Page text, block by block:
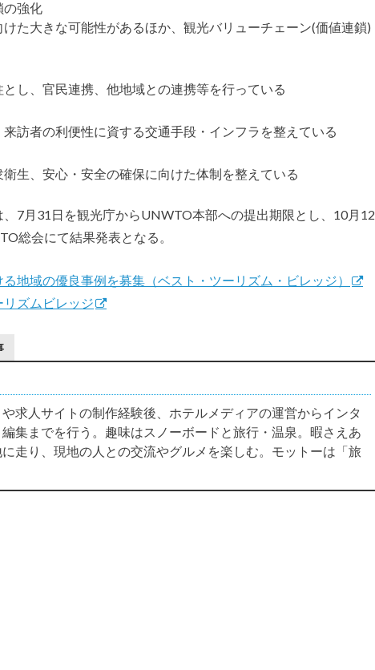
の強化
た大きな可能性があるほか、観光バリューチェーン(価値連鎖)
し、官民連携、他地域との連携等を行っている
訪者の利便性に資する交通手段・インフラを整えている
生、安心・安全の確保に向けた体制を整えている
、7月31日を観光庁からUNWTO本部への提出期限とし、10月12
総会にて結果発表となる。
地域の優良事例を募集（ベスト・ツーリズム・ビレッジ）
ズムビレッジ
求人サイトの制作経験後、ホテルメディアの運営からインタ
集までを行う。趣味はスノーボードと旅行・温泉。暇さえあ
走り、現地の人との交流やグルメを楽しむ。モットーは「旅